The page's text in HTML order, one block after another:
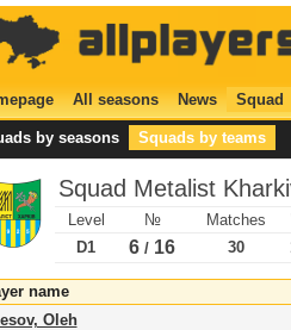
All seasons News Squad
by seasons Squads by teams
Squad Metalist
Level № Matches
D1
6 / 16 30
name
Oleh